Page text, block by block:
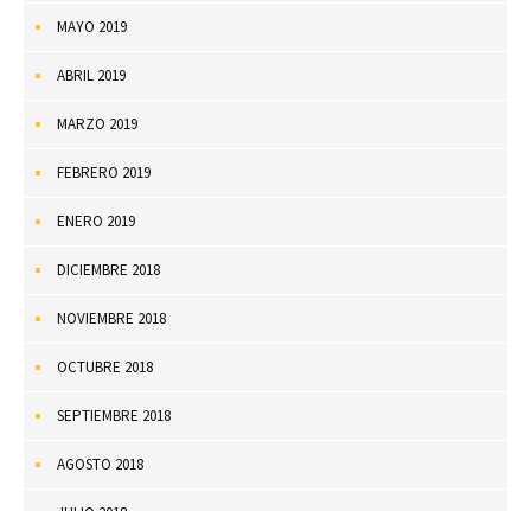
MAYO 2019
ABRIL 2019
MARZO 2019
FEBRERO 2019
ENERO 2019
DICIEMBRE 2018
NOVIEMBRE 2018
OCTUBRE 2018
SEPTIEMBRE 2018
AGOSTO 2018